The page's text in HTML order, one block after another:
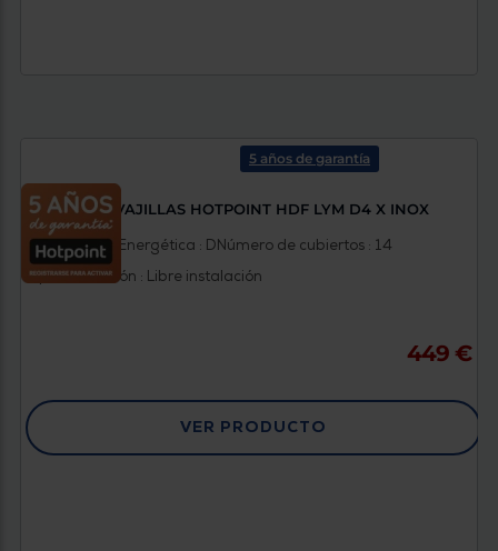
5 años de garantía
LAVAVAJILLAS HOTPOINT HDF LYM D4 X INOX
Clasificación Energética : DNúmero de cubiertos : 14
Tipo instalación : Libre instalación
449 €
VER PRODUCTO